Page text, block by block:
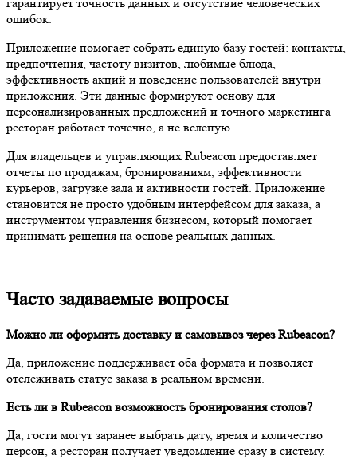
ошибок.
Приложение помогает собрать единую базу гостей: контакты,
предпочтения, частоту визитов, любимые блюда,
эффективность акций и поведение пользователей внутри
приложения. Эти данные формируют основу для
персонализированных предложений и точного маркетинга —
ресторан работает точечно, а не вслепую.
Для владельцев и управляющих Rubeacon предоставляет
отчеты по продажам, бронированиям, эффективности
курьеров, загрузке зала и активности гостей. Приложение
становится не просто удобным интерфейсом для заказа, а
инструментом управления бизнесом, который помогает
принимать решения на основе реальных данных.
Часто задаваемые вопросы
Можно ли оформить доставку и самовывоз через Rubeacon?
Да, приложение поддерживает оба формата и позволяет
отслеживать статус заказа в реальном времени.
Есть ли в Rubeacon возможность бронирования столов?
Да, гости могут заранее выбрать дату, время и количество
персон, а ресторан получает уведомление сразу в систему.